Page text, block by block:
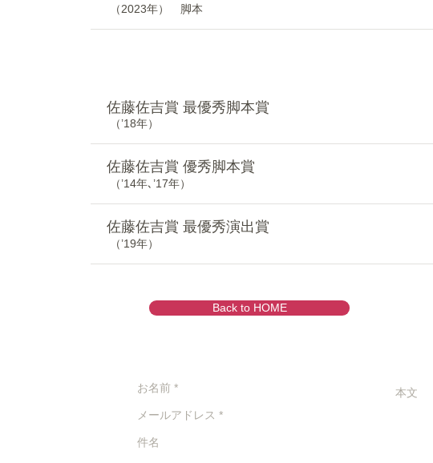
（2023年） 脚本
佐藤佐吉賞 最優秀脚本賞
（’18年）
佐藤佐吉賞 優秀脚本賞
（’14年､’17年）
佐藤佐吉賞 最優秀演出賞
（’19年）
Back to HOME